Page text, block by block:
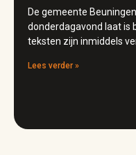
De gemeente
donderdagavond laat is
teksten zijn inmiddels
Lees verder »